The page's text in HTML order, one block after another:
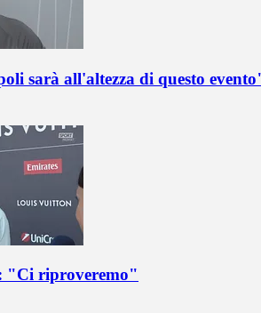
sarà all'altezza di questo
"Ci riproveremo"